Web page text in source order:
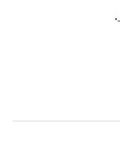
.